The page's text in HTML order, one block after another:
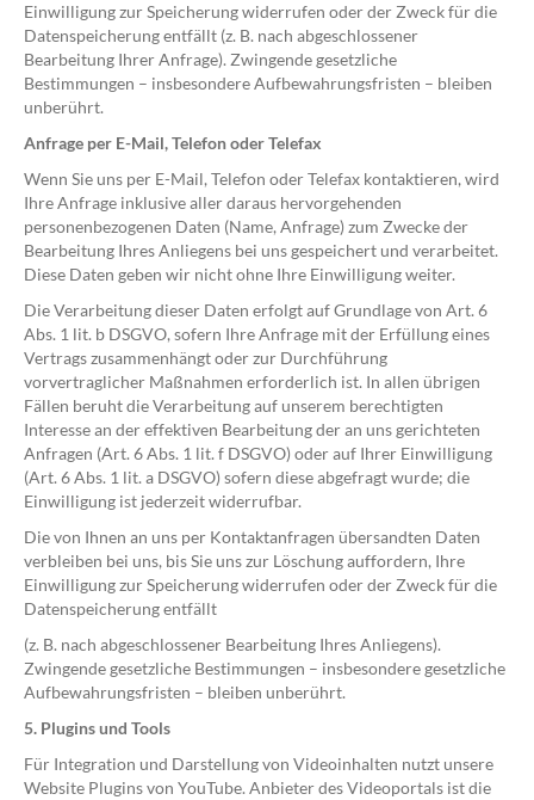
Einwilligung zur Speicherung widerrufen oder der Zweck für die
Datenspeicherung entfällt (z. B. nach abgeschlossener
Bearbeitung Ihrer Anfrage). Zwingende gesetzliche
Bestimmungen – insbesondere Aufbewahrungsfristen – bleiben
unberührt.
Anfrage per E-Mail, Telefon oder Telefax
Wenn Sie uns per E-Mail, Telefon oder Telefax kontaktieren, wird
Ihre Anfrage inklusive aller daraus hervorgehenden
personenbezogenen Daten (Name, Anfrage) zum Zwecke der
Bearbeitung Ihres Anliegens bei uns gespeichert und verarbeitet.
Diese Daten geben wir nicht ohne Ihre Einwilligung weiter.
Die Verarbeitung dieser Daten erfolgt auf Grundlage von Art. 6
Abs. 1 lit. b DSGVO, sofern Ihre Anfrage mit der Erfüllung eines
Vertrags zusammenhängt oder zur Durchführung
vorvertraglicher Maßnahmen erforderlich ist. In allen übrigen
Fällen beruht die Verarbeitung auf unserem berechtigten
Interesse an der effektiven Bearbeitung der an uns gerichteten
Anfragen (Art. 6 Abs. 1 lit. f DSGVO) oder auf Ihrer Einwilligung
(Art. 6 Abs. 1 lit. a DSGVO) sofern diese abgefragt wurde; die
Einwilligung ist jederzeit widerrufbar.
Die von Ihnen an uns per Kontaktanfragen übersandten Daten
verbleiben bei uns, bis Sie uns zur Löschung auffordern, Ihre
Einwilligung zur Speicherung widerrufen oder der Zweck für die
Datenspeicherung entfällt
(z. B. nach abgeschlossener Bearbeitung Ihres Anliegens).
Zwingende gesetzliche Bestimmungen – insbesondere gesetzliche
Aufbewahrungsfristen – bleiben unberührt.
5. Plugins und Tools
Für Integration und Darstellung von Videoinhalten nutzt unsere
Website Plugins von YouTube. Anbieter des Videoportals ist die